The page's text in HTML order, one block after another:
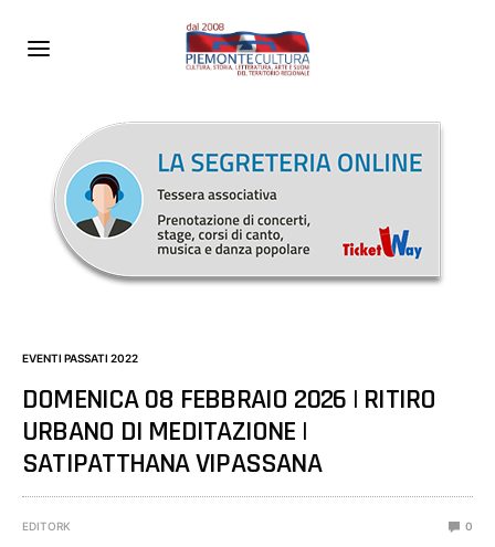
EVENTI PASSATI 2022
DOMENICA 08 FEBBRAIO 2026 | RITIRO
URBANO DI MEDITAZIONE |
SATIPATTHANA VIPASSANA
EDITORK 0